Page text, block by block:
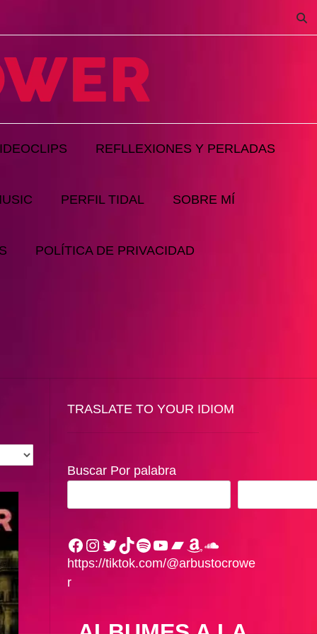
REFLLEXIONES Y PERLADAS
PERFIL TIDAL SOBRE MÍ
POLÍTICA DE PRIVACIDAD
TRASLATE TO YOUR IDIOM
Buscar Por palabra
Facebook
Instagram
Twitter
TikTok
Spotify
YouTube
Bandcamp
Amazon
SoundCloud
https://tiktok.com/@arbustocrowe
r